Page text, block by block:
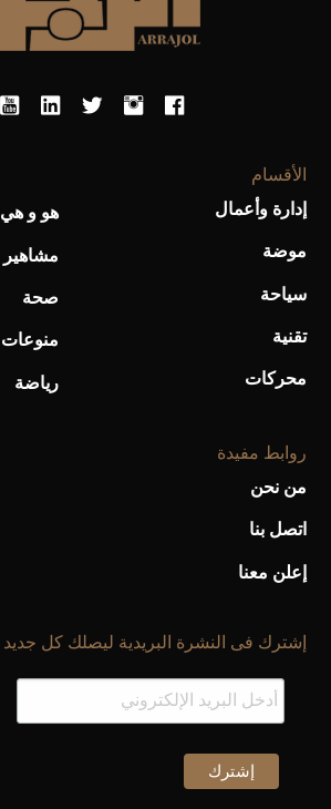
أحذية Mary Jane: ترف وأناقة للرجال
الأقسام
إدارة وأعمال
موضة
سياحة
تقنية
محركات
هو و هي
مشاهير
صحة
منوعات
رياضة
روابط مفيدة
من نحن
اتصل بنا
إعلن معنا
إشترك فى النشرة البريدية ليصلك كل جديد